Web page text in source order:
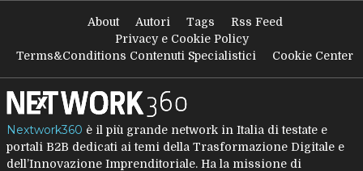
About Autori Tags
Rss Feed
Privacy e Cookie Policy
Terms&Conditions Contenuti Specialistici
Cookie Center
Nextwork360 è il più grande network in Italia di testate e
portali B2B dedicati ai temi della Trasformazione Digitale e
dell’Innovazione Imprenditoriale. Ha la missione di